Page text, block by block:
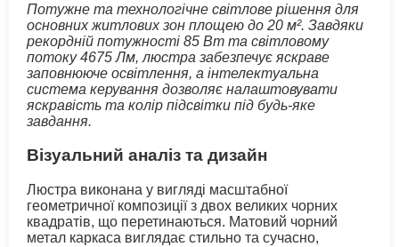
Потужне та технологічне світлове рішення для
основних житлових зон площею до 20 м². Завдяки
рекордній потужності 85 Вт та світловому
потоку 4675 Лм, люстра забезпечує яскраве
заповнююче освітлення, а інтелектуальна
система керування дозволяє налаштовувати
яскравість та колір підсвітки під будь-яке
завдання.
Візуальний аналіз та дизайн
Люстра виконана у вигляді масштабної
геометричної композиції з двох великих чорних
квадратів, що перетинаються. Матовий чорний
метал каркаса виглядає стильно та сучасно,